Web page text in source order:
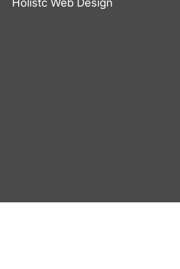
Holistc Web Design